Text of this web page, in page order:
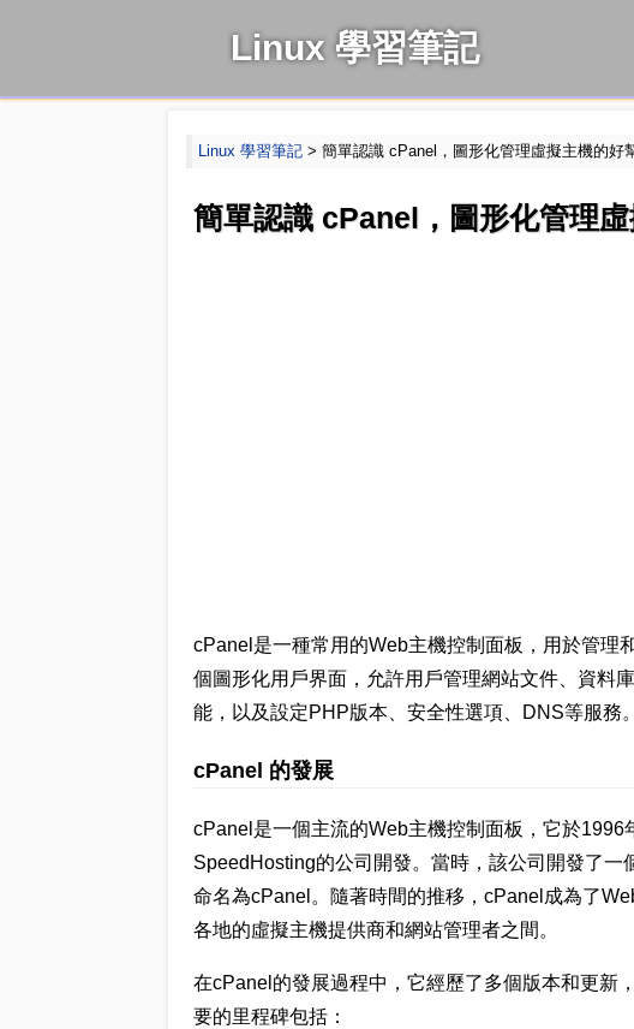
Linux 學習筆記
Linux 學習筆記> 簡單認識 cPanel，圖形化管理虛擬主機的好
簡單認識 cPanel，圖形化管理
cPanel是一種常用的Web主機控制面板，用於管理
個圖形化用戶界面，允許用戶管理網站文件、資料
能，以及設定PHP版本、安全性選項、DNS等服務。
cPanel 的發展
cPanel是一個主流的Web主機控制面板，它於
SpeedHosting的公司開發。當時，該公司開發了
命名為cPanel。隨著時間的推移，cPanel成為了
各地的虛擬主機提供商和網站管理者之間。
在cPanel的發展過程中，它經歷了多個版本和更新
要的里程碑包括：